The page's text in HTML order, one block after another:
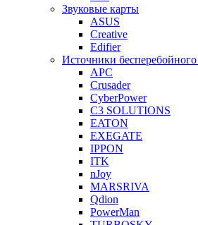
Звуковые карты
ASUS
Creative
Edifier
Источники
APC
Crusader
CyberPower
C3 SOLUTIONS
EATON
EXEGATE
IPPON
ITK
nJoy
MARSRIVA
Qdion
PowerMan